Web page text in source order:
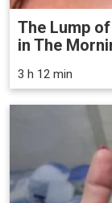
The Lump
in The
3 h 12 min